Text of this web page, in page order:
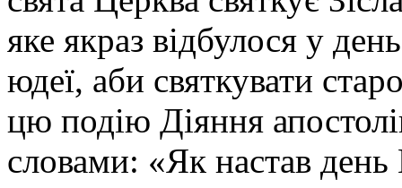
яке якраз відбулося у
юдеї, аби святкувати
цю подію Діяння
словами: «Як настав день